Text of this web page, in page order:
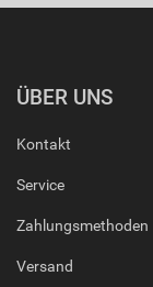
ÜBER UNS
Kontakt
Service
Zahlungsmethoden
Versand